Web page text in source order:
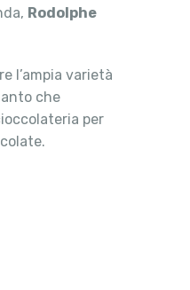
Rodolphe
l’ampia varietà
che
per